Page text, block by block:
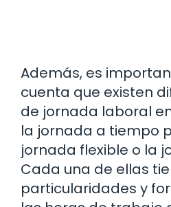
Además, es
cuenta que existen
de jornada laboral
la jornada a tiempo
jornada flexible o la
Cada una de ellas
particularidades y